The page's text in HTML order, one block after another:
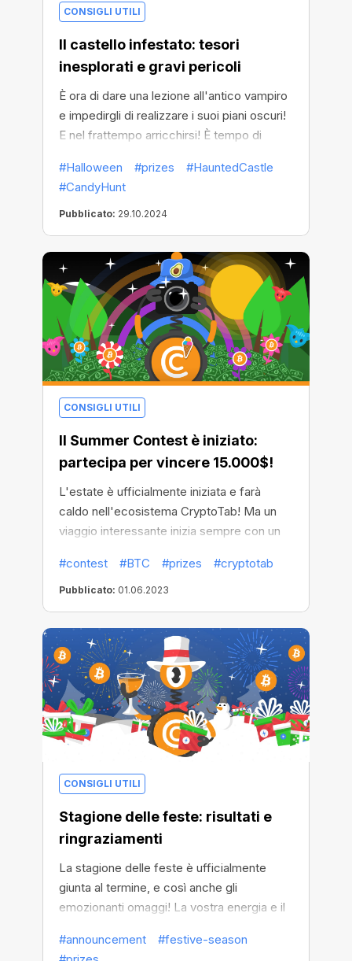
CONSIGLI UTILI
Il castello infestato: tesori
inesplorati e gravi pericoli
È ora di dare una lezione all'antico vampiro
e impedirgli di realizzare i suoi piani oscuri!
E nel frattempo arricchirsi! È tempo di
gli incantesimi di protezione che tengono
chiuse le porte dell'oscuro castello. Che la
caccia alle caramelle abbia inizio!
#Halloween #prizes
#HauntedCastle
#CandyHunt
Pubblicato: 29.10.2024
CONSIGLI UTILI
Il Summer Contest è iniziato:
partecipa per vincere 15.000$!
L'estate è ufficialmente iniziata e farà
caldo nell'ecosistema CryptoTab! Ma un
viaggio interessante inizia sempre con un
tempo! È il momento del Summer Contest!
#contest #BTC #prizes #cryptotab
Pubblicato: 01.06.2023
CONSIGLI UTILI
Stagione delle feste: risultati e
ringraziamenti
La stagione delle feste è ufficialmente
giunta al termine, e così anche gli
emozionanti omaggi! La vostra energia e il
viaggio indimenticabile.
#announcement
#festive-season